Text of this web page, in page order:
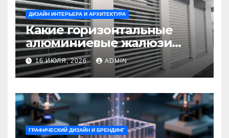
ДИЗАЙН ИНТЕРЬЕРА И АРХИТЕКТУРА
Какие горизонтальные
алюминиевые жалюзи
выбрать для окон?
16 ИЮЛЯ, 2026 ADMIN
ГРАФИЧЕСКИЙ ДИЗАЙН И БРЕНДИНГ